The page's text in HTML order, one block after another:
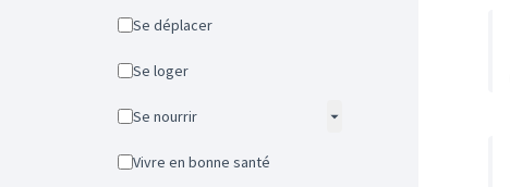
Se déplacer
Se loger
Se nourrir
Vivre en bonne santé